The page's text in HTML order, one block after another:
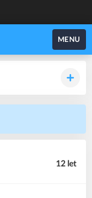
MENU
12 let